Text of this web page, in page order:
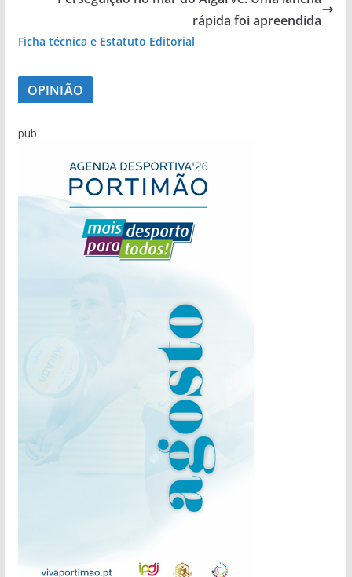
rápida foi apreendida
Ficha técnica e Estatuto Editorial
OPINIÃO
pub